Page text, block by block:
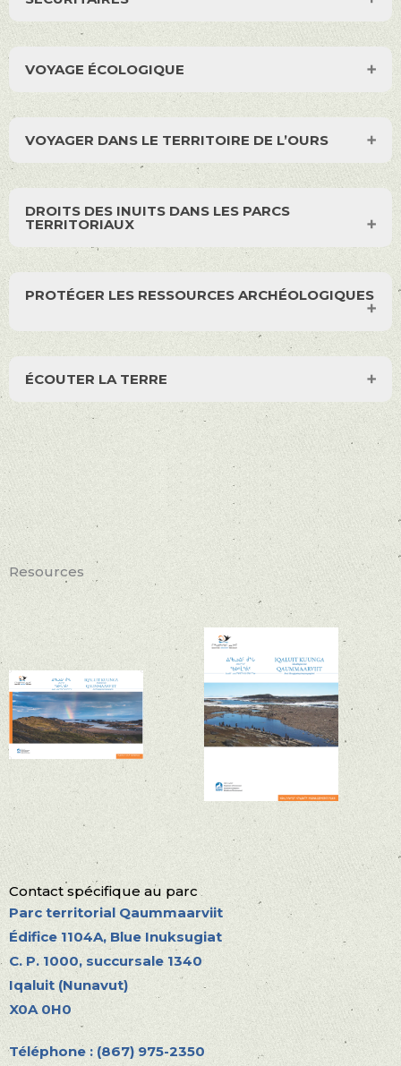
VOYAGE ÉCOLOGIQUE
VOYAGER DANS LE TERRITOIRE DE L’OURS
DROITS DES INUITS DANS LES PARCS
TERRITORIAUX
PROTÉGER LES RESSOURCES ARCHÉOLOGIQUES
ÉCOUTER LA TERRE
Resources
Contact spécifique au parc
Parc territorial Qaummaarviit
Édifice 1104A, Blue Inuksugiat
C. P. 1000, succursale 1340
Iqaluit (Nunavut)
X0A 0H0
Téléphone : (867) 975-2350